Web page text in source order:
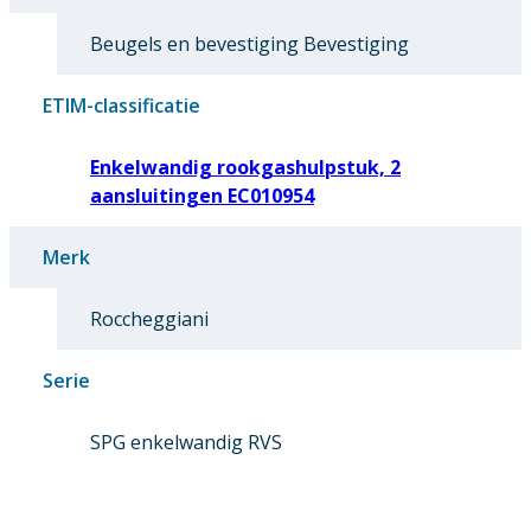
Beugels en bevestiging Bevestiging
ETIM-classificatie
Enkelwandig rookgashulpstuk, 2
aansluitingen EC010954
Merk
Roccheggiani
Serie
SPG enkelwandig RVS